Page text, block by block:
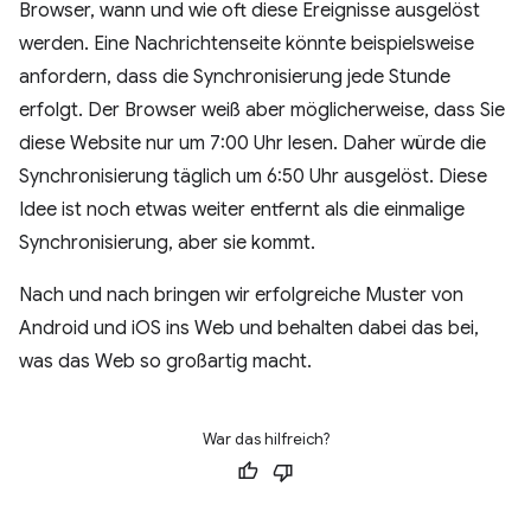
Browser, wann und wie oft diese Ereignisse ausgelöst
werden. Eine Nachrichtenseite könnte beispielsweise
anfordern, dass die Synchronisierung jede Stunde
erfolgt. Der Browser weiß aber möglicherweise, dass Sie
diese Website nur um 7:00 Uhr lesen. Daher würde die
Synchronisierung täglich um 6:50 Uhr ausgelöst. Diese
Idee ist noch etwas weiter entfernt als die einmalige
Synchronisierung, aber sie kommt.
Nach und nach bringen wir erfolgreiche Muster von
Android und iOS ins Web und behalten dabei das bei,
was das Web so großartig macht.
War das hilfreich?